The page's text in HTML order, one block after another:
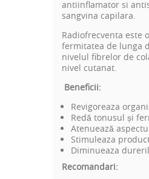
antiinflamator si
sangvina capilara.
Radiofrecventa este
fermitatea de lunga
nivelul fibrelor de
nivel cutanat.
Beneficii:
Revigoreaza
Redă tonusul și
Atenuează
Stimuleaza
Diminueaza
Recomandari: